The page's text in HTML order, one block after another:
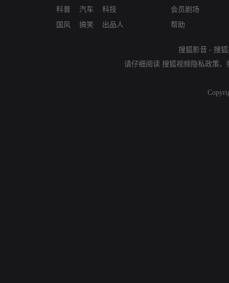
科普
国风
汽车
搞笑
科技
出品人
会员剧场
帮助
搜狐影音 - 搜
请仔细阅读 搜狐视频隐私政策、